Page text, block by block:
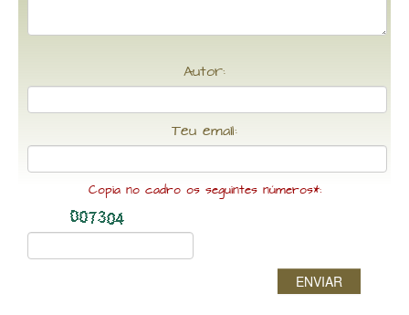
Autor:
Teu email:
Copia no cadro os seguintes números*:
ENVIAR